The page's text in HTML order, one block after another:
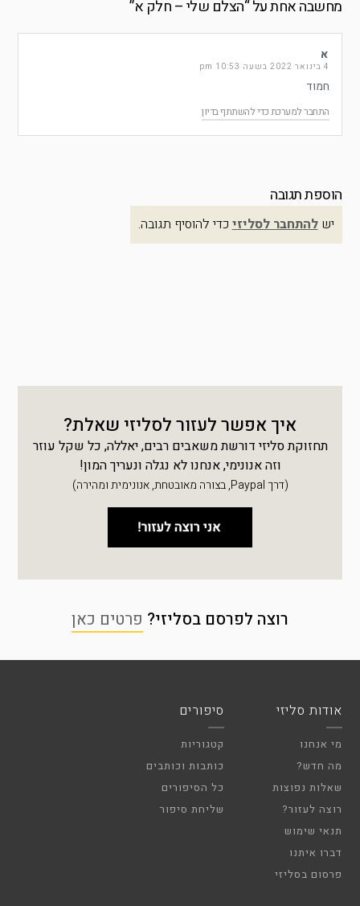
מחשבה אחת על “הצלם שלי – חלק א”
א
4 בינואר 2022 בשעה 10:53 pm
חמוד
התחבר למערכת כדי להשתתף בדיון
הוספת תגובה
ישלהתחבר לסליזיכדי להוסיף תגובה.
איך אפשר לעזור לסליזי שאלת?
תחזוקת סליזי דורשת משאבים רבים, יאללה, כל שקל עוזר
וזה אנונימי, אנחנו לא נגלה ונעריך המון!
(דרך Paypal, בצורה מאובטחת, אנונימית ומהירה)
רוצה לפרסם בסליזי? פרטים כאן
אודות סליזי
מי אנחנו
מה חדש?
שאלות נפוצות
רוצה לעזור?
תנאי שימוש
דברו איתנו
פרסום בסליזי
סיפורים
קטגוריות
כותבות וכותבים
כל הסיפורים
שליחת סיפור